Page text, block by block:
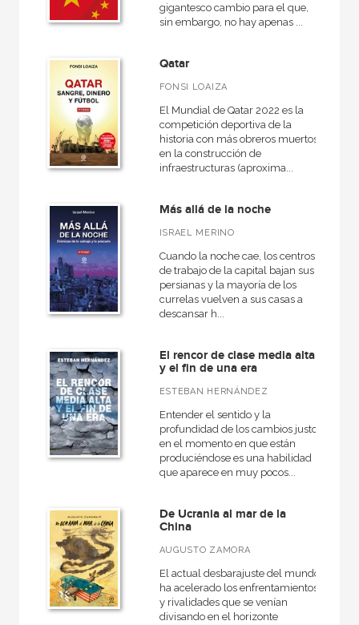
gigantesco cambio para el que,
sin embargo, no hay apenas ...
Qatar
FONSI LOAIZA
El Mundial de Qatar 2022 es la
competición deportiva de la
historia con más obreros muertos
en la construcción de
infraestructuras (aproxima...
Más allá de la noche
ISRAEL MERINO
Cuando la noche cae, los centros
de trabajo de la capital bajan sus
persianas y la mayoría de los
currelas vuelven a sus casas a
descansar h...
El rencor de clase media alta
y el fin de una era
ESTEBAN HERNÁNDEZ
Entender el sentido y la
profundidad de los cambios justo
en el momento en que están
produciéndose es una habilidad
que aparece en muy pocos...
De Ucrania al mar de la
China
AUGUSTO ZAMORA
El actual desbarajuste del mundo
ha acelerado los enfrentamientos
y rivalidades que se venían
divisando en el horizonte